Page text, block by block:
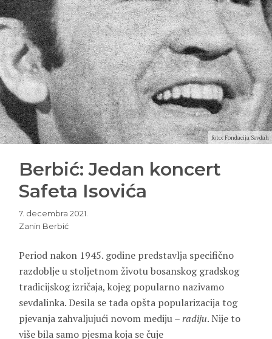
foto: Fondacija Sevdah
Berbić: Jedan koncert
Safeta Isovića
7. decembra 2021.
Zanin Berbić
Period nakon 1945. godine predstavlja specifično
razdoblje u stoljetnom životu bosanskog gradskog
tradicijskog izričaja, kojeg popularno nazivamo
sevdalinka. Desila se tada opšta popularizacija tog
pjevanja zahvaljujući novom mediju –radiju. Nije to
više bila samo pjesma koja se čuje